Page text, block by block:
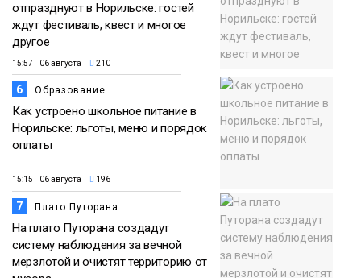
отпразднуют в Норильске: гостей
ждут фестиваль, квест и многое
другое
15:57 06 августа 210
6 Образование
Как устроено школьное питание в
Норильске: льготы, меню и порядок
оплаты
15:15 06 августа 196
7 Плато Путорана
На плато Путорана создадут
систему наблюдения за вечной
мерзлотой и очистят территорию от